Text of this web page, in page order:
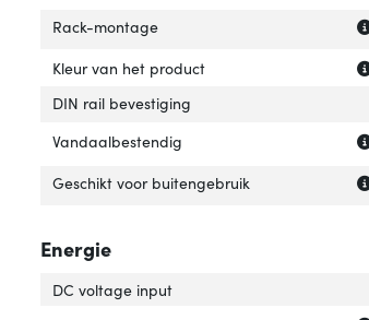
Rack-montage
Kleur van het product
DIN rail bevestiging
Vandaalbestendig
Geschikt voor buitengebruik
Energie
DC voltage input